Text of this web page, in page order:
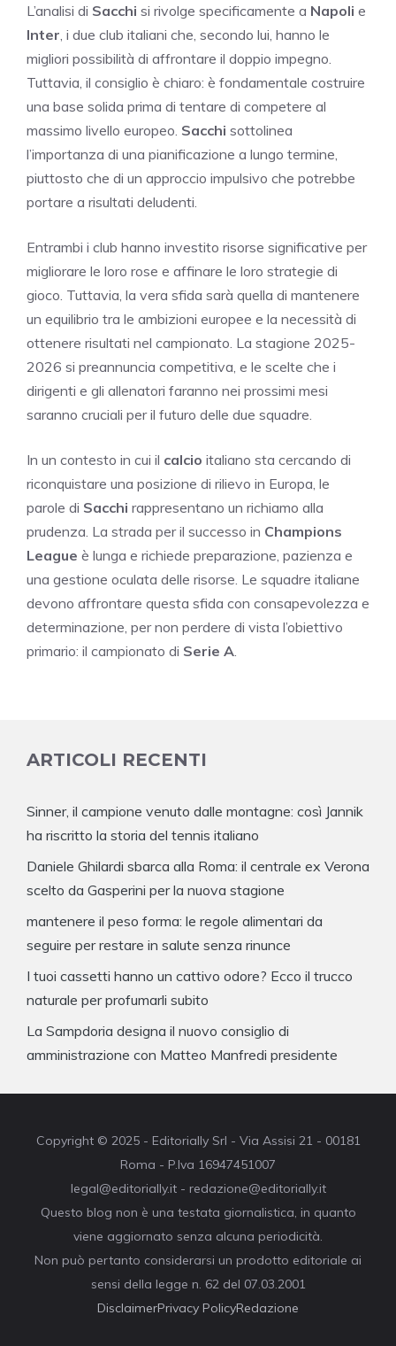
L’analisi di Sacchi si rivolge specificamente a Napoli e
Inter , i due club italiani che, secondo lui, hanno le
migliori possibilità di affrontare il doppio impegno.
Tuttavia, il consiglio è chiaro: è fondamentale costruire
una base solida prima di tentare di competere al
massimo livello europeo. Sacchi sottolinea
l’importanza di una pianificazione a lungo termine,
piuttosto che di un approccio impulsivo che potrebbe
portare a risultati deludenti.
Entrambi i club hanno investito risorse significative per
migliorare le loro rose e affinare le loro strategie di
gioco. Tuttavia, la vera sfida sarà quella di mantenere
un equilibrio tra le ambizioni europee e la necessità di
ottenere risultati nel campionato. La stagione 2025-
2026 si preannuncia competitiva, e le scelte che i
dirigenti e gli allenatori faranno nei prossimi mesi
saranno cruciali per il futuro delle due squadre.
In un contesto in cui il calcio italiano sta cercando di
riconquistare una posizione di rilievo in Europa, le
parole di Sacchi rappresentano un richiamo alla
prudenza. La strada per il successo in Champions
League è lunga e richiede preparazione, pazienza e
una gestione oculata delle risorse. Le squadre italiane
devono affrontare questa sfida con consapevolezza e
determinazione, per non perdere di vista l’obiettivo
primario: il campionato di Serie A
ARTICOLI RECENTI
Sinner, il campione venuto dalle montagne: così Jannik
ha riscritto la storia del tennis italiano
Daniele Ghilardi sbarca alla Roma: il centrale ex Verona
scelto da Gasperini per la nuova stagione
mantenere il peso forma: le regole alimentari da
seguire per restare in salute senza rinunce
I tuoi cassetti hanno un cattivo odore? Ecco il trucco
naturale per profumarli subito
La Sampdoria designa il nuovo consiglio di
amministrazione con Matteo Manfredi presidente
Copyright © 2025 - Editorially Srl - Via Assisi 21 - 00181
Roma - P.Iva 16947451007
legal@editorially.it - redazione@editorially.it
Questo blog non è una testata giornalistica, in quanto
viene aggiornato senza alcuna periodicità.
Non può pertanto considerarsi un prodotto editoriale ai
sensi della legge n. 62 del 07.03.2001
DisclaimerPrivacy PolicyRedazione